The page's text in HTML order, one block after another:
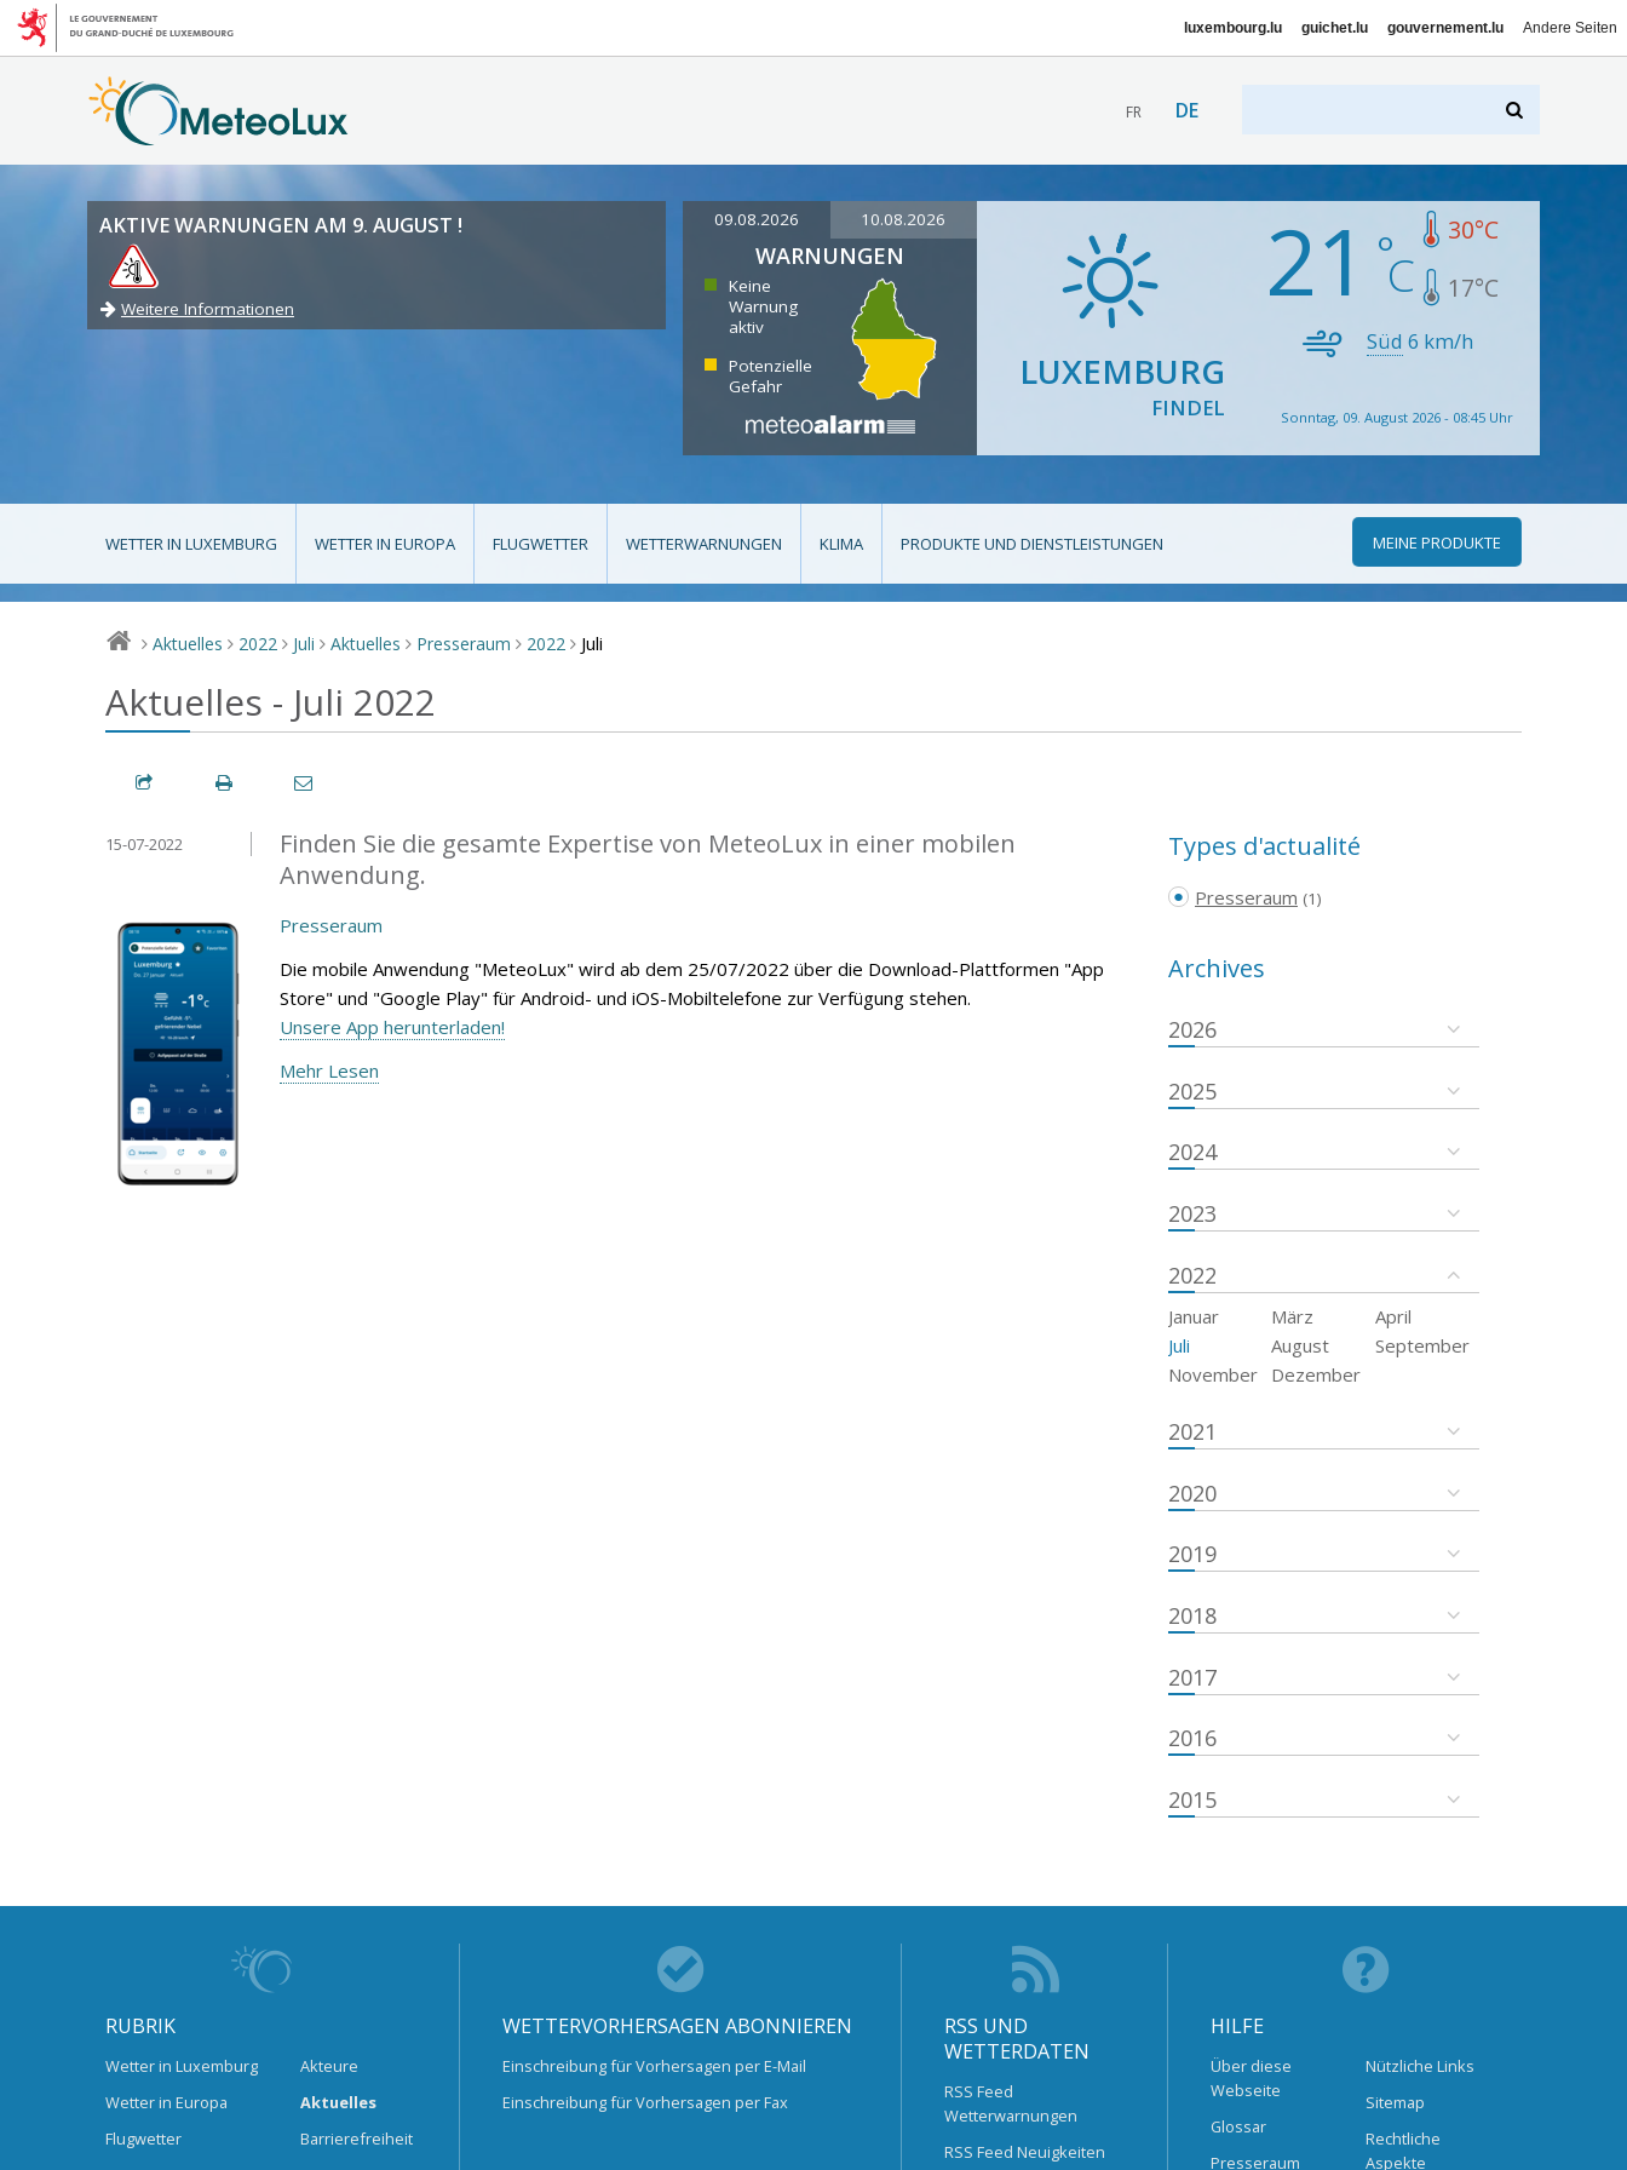
luxembourg.lu guichet.lu gouvernement.lu Andere Seiten
FR DE
AKTIVE WARNUNGEN AM 9. AUGUST !
Weitere Informationen
09.08.2026 10.08.2026
WARNUNGEN
Keine
Warnung
aktiv
Potenzielle
Gefahr
LUXEMBURG
FINDEL
21 30°C
17°C
Süd 6 km/h
Sonntag, 09. August 2026 - 08:45 Uhr
WETTER IN LUXEMBURG WETTER IN EUROPA FLUGWETTER WETTERWARNUNGEN KLIMA PRODUKTE UND DIENSTLEISTUNGEN MEINE PRODUKTE
> Aktuelles > 2022 > Juli > Aktuelles > Presseraum > 2022 > Juli
Aktuelles - Juli 2022
Finden Sie die gesamte Expertise von MeteoLux in einer mobilen
Anwendung.
15-07-2022
Presseraum
Die mobile Anwendung "MeteoLux" wird ab dem 25/07/2022 über die Download-Plattformen "App
Store" und "Google Play" für Android- und iOS-Mobiltelefone zur Verfügung stehen.
Unsere App herunterladen!
Mehr Lesen
Types d'actualité
Presseraum (1)
Archives
2026
2025
2024
2023
2022
Januar März
April
Juli
August
September
November
Dezember
2021
2020
2019
2018
2017
2016
2015
RUBRIK
Wetter in Luxemburg
Wetter in Europa
Flugwetter
Akteure
Aktuelles
Barrierefreiheit
WETTERVORHERSAGEN ABONNIEREN
Einschreibung für Vorhersagen per E-Mail
Einschreibung für Vorhersagen per Fax
RSS UND
WETTERDATEN
RSS Feed
Wetterwarnungen
RSS Feed Neuigkeiten
HILFE
Über diese
Webseite
Glossar
Presseraum
Nützliche Links
Sitemap
Rechtliche
Aspekte